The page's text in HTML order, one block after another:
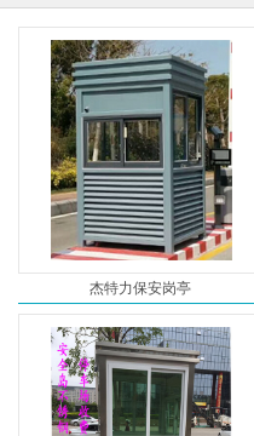
杰特力保安岗亭